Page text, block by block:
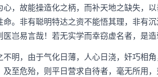
，故能操造化之柄，而补天地之缺失，
。非有聪明特达之资不能悟其理，非有
岂易言哉！若无实学而幸窃虚名者，是造
，由于气化日薄，人心日浇，奸巧相
至危殆，则平日营求自待者，毫无所用